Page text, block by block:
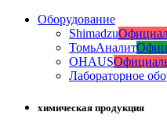
Оборудование
Shimadzu
ТомьАналит
OHAUS
Лабораторное
химическая продукция